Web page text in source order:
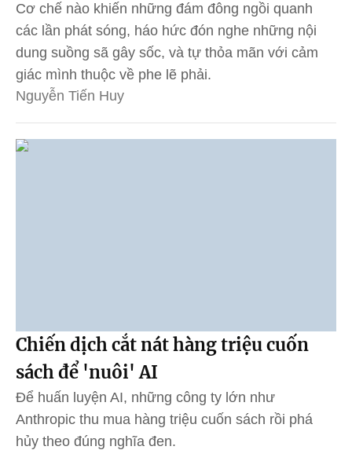
Cơ chế nào khiến những đám đông ngồi quanh
các lần phát sóng, háo hức đón nghe những nội
dung suồng sã gây sốc, và tự thỏa mãn với cảm
giác mình thuộc về phe lẽ phải.
Nguyễn Tiến Huy
Chiến dịch cắt nát hàng triệu cuốn
sách để 'nuôi' AI
Để huấn luyện AI, những công ty lớn như
Anthropic thu mua hàng triệu cuốn sách rồi phá
hủy theo đúng nghĩa đen.